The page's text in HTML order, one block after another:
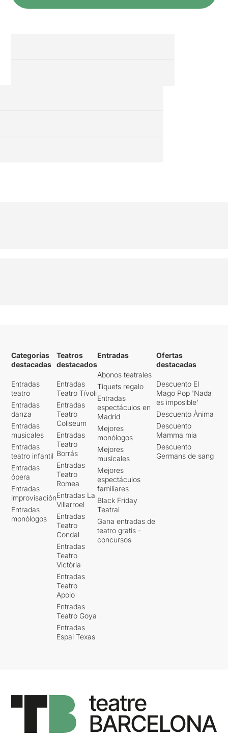
Categorías
destacadas
Entradas
teatro
Entradas
danza
Entradas
musicales
Entradas
teatro infantil
Entradas
ópera
Entradas
improvisación
Entradas
monólogos
Teatros
destacados
Entradas
Teatro Tívoli
Entradas
Teatro
Coliseum
Entradas
Teatro
Borrás
Entradas
Teatro
Romea
Entradas La
Villarroel
Entradas
Teatro
Condal
Entradas
Teatro
Victòria
Entradas
Teatro
Apolo
Entradas
Teatro Goya
Entradas
Espai Texas
Entradas
Abonos teatrales
Tiquets regalo
Entradas
espectáculos en
Madrid
Mejores
monólogos
Mejores
musicales
Mejores
espectáculos
familiares
Black Friday
Teatral
Gana entradas de
teatro gratis -
concursos
Ofertas
destacadas
Descuento El
Mago Pop 'Nada
es imposible'
Descuento Ànima
Descuento
Mamma mia
Descuento
Germans de sang